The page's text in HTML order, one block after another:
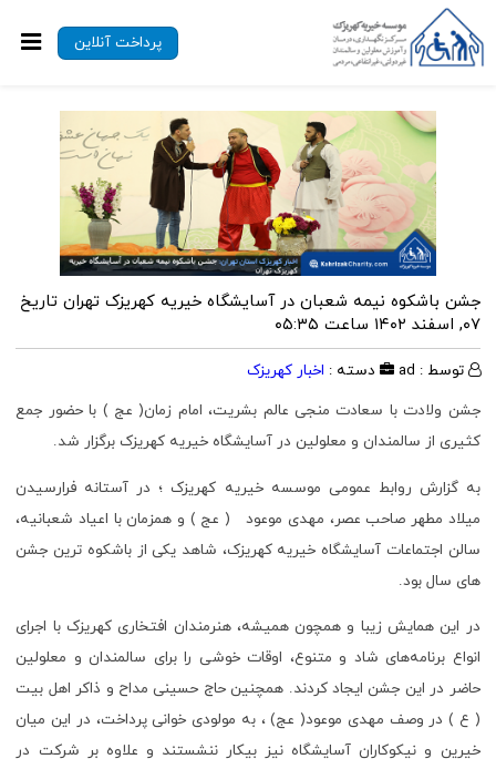
پرداخت آنلاین
جشن باشکوه نیمه شعبان در آسایشگاه خیریه کهریزک تهرانتاریخ
۰۷, اسفند ۱۴۰۲ ساعت ۰۵:۳۵
توسط : ad دسته : اخبار کهریزک
جشن ولادت با سعادت منجی عالم بشریت، امام زمان( عج ) با حضور جمع
کثیری از سالمندان و معلولین در آسایشگاه خیریه کهریزک برگزار شد.
به گزارش روابط عمومی موسسه خیریه کهریزک ؛ در آستانه فرارسیدن
میلاد مطهر صاحب عصر، مهدی موعود ( عج ) و همزمان با اعیاد شعبانیه،
سالن اجتماعات آسایشگاه خیریه کهریزک، شاهد یکی از باشکوه ترین جشن
های سال بود.
در این همایش زیبا و همچون همیشه، هنرمندان افتخاری کهریزک با اجرای
انواع برنامه‌های شاد و متنوع، اوقات خوشی را برای سالمندان و معلولین
حاضر در این جشن ایجاد کردند. همچنین حاج حسینی مداح و ذاکر اهل بیت
( ع ) در وصف مهدی موعود( عج) ، به مولودی خوانی پرداخت، در این میان
خیرین و نیکوکاران آسایشگاه نیز بیکار ننشستند و علاوه بر شرکت در